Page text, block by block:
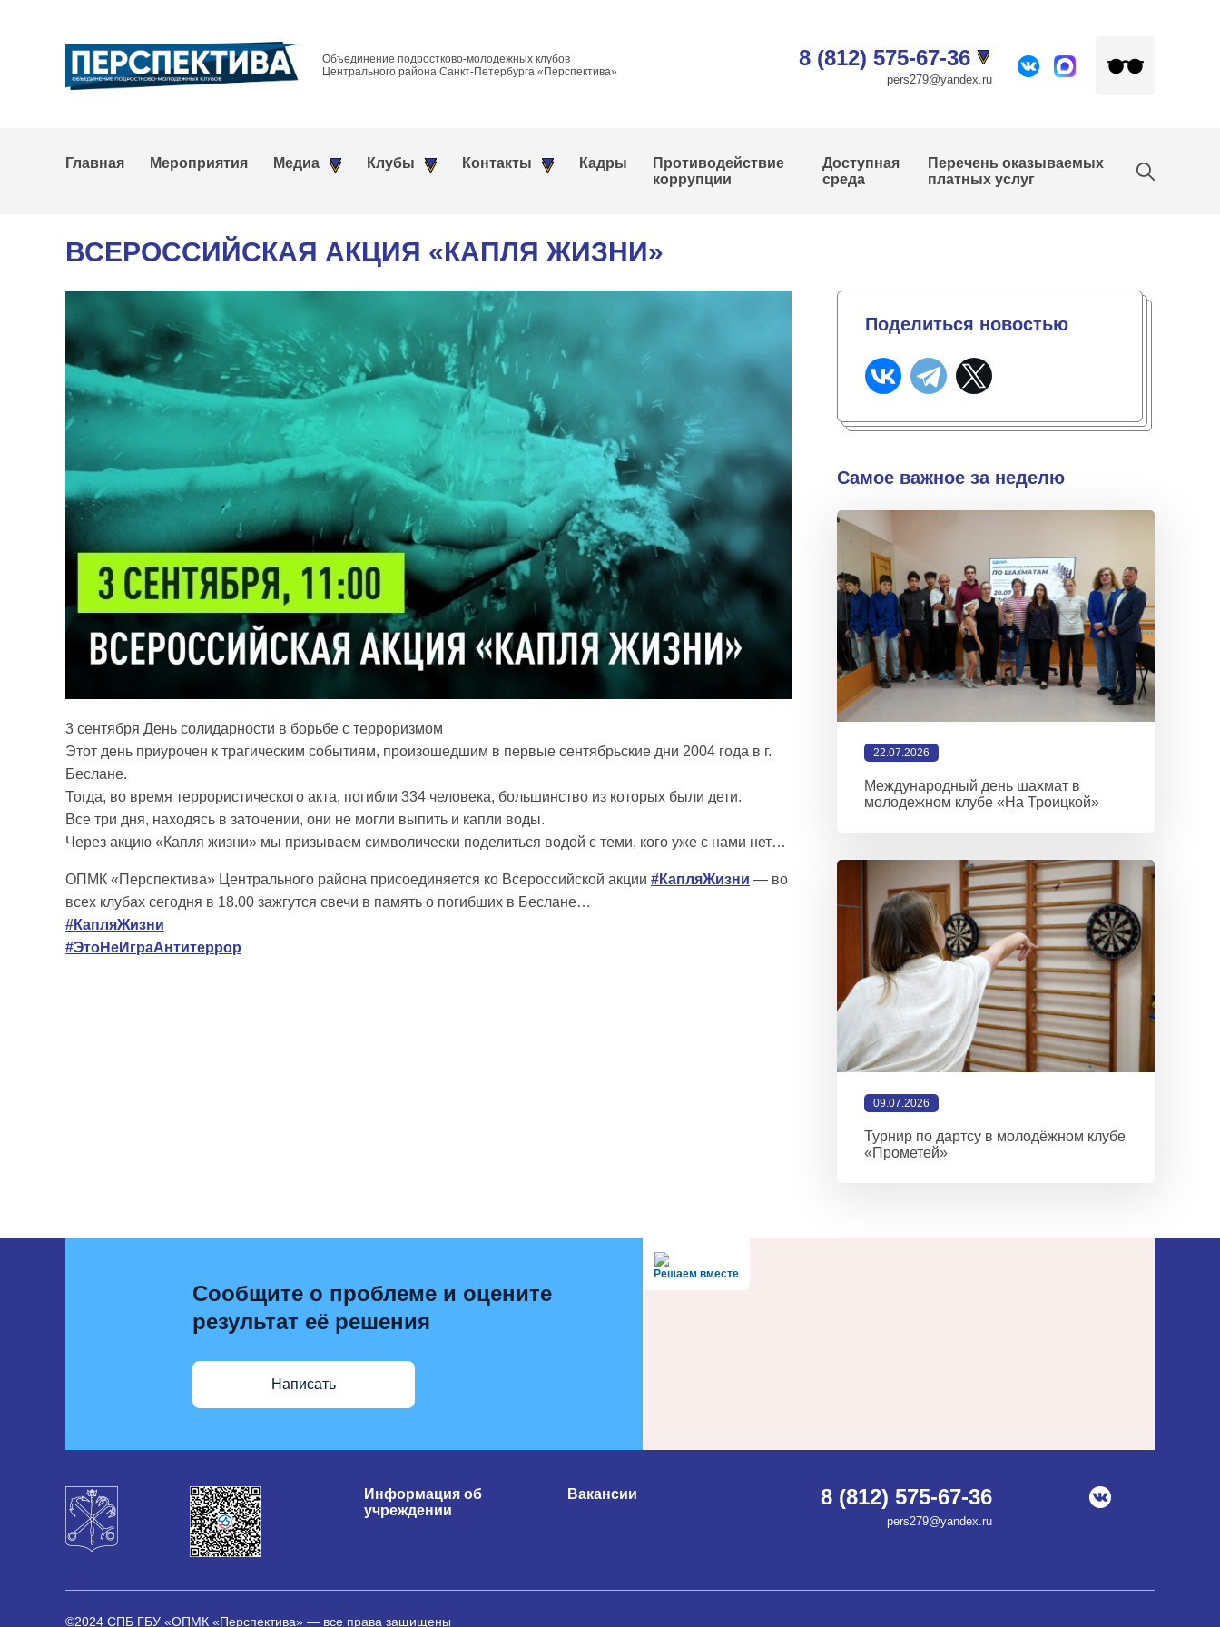
Объединение подростково-молодежных клубов
Центрального района Санкт-Петербурга «Перспектива»
8 (812) 575-67-36
pers279@yandex.ru
Главная Мероприятия Медиа Клубы Контакты Кадры
Противодействие
коррупции
Доступная
среда
Перечень оказываемых
платных услуг
ВСЕРОССИЙСКАЯ АКЦИЯ «КАПЛЯ ЖИЗНИ»
3 сентября День солидарности в борьбе с терроризмом
Этот день приурочен к трагическим событиям, произошедшим в первые сентябрьские дни 2004 года в г.
Беслане.
Тогда, во время террористического акта, погибли 334 человека, большинство из которых были дети.
Все три дня, находясь в заточении, они не могли выпить и капли воды.
Через акцию «Капля жизни» мы призываем символически поделиться водой с теми, кого уже с нами нет…
ОПМК «Перспектива» Центрального района присоединяется ко Всероссийской акции #КапляЖизни — во
всех клубах сегодня в 18.00 зажгутся свечи в память о погибших в Беслане…
#КапляЖизни
#ЭтоНеИграАнтитеррор
Поделиться новостью
Самое важное за неделю
22.07.2026
Международный день шахмат в
молодежном клубе «На Троицкой»
09.07.2026
Турнир по дартсу в молодёжном клубе
«Прометей»
Решаем вместе
Сообщите о проблеме и оцените
результат её решения
Написать
Информация об
учреждении
Вакансии 8 (812) 575-67-36
pers279@yandex.ru
©2024 СПБ ГБУ «ОПМК «Перспектива» — все права защищены